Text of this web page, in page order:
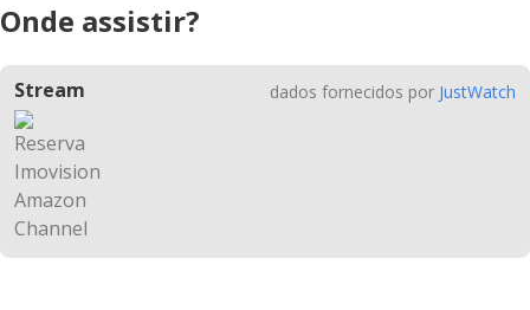
Onde assistir?
Stream dados fornecidos por JustWatch